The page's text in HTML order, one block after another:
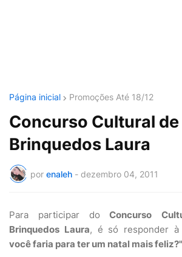
Página inicial Promoções Até 18/12
Concurso Cultural de
Brinquedos Laura
por enaleh - dezembro 04, 2011
Para participar do Concurso
Brinquedos Laura, é só responder
você faria para ter um natal mais feliz?"